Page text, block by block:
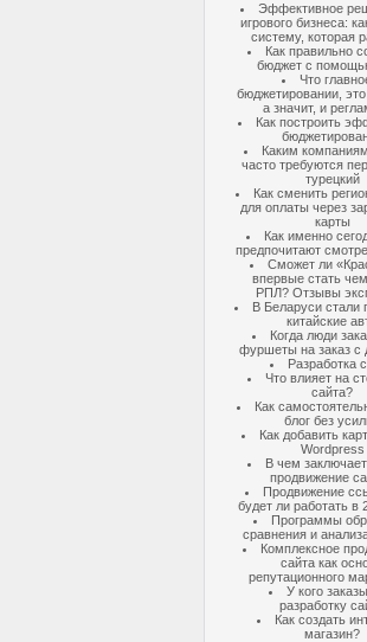
Эффективное
игрового бизнеса:
систему, которая
Как правильно
бюджет с
Что
бюджетировании, это
а значит, и
Как построить
Каким
часто требуются
турецкий
Как сменить
для оплаты через
карты
Как именно
предпочитают
Сможет ли
впервые стать
РПЛ? Отзывы
В Беларуси стали
китайские
Когда люди
фуршеты на заказ с
Разработка
Что влияет на
сайта?
Как
блог без
Как добавить
Wordpress
В чем
продвижение
Продвижение
будет ли работать в
Программы
сравнения и
Комплексное
сайта как
репутационного
У кого
разработку
Как создать
магазин?